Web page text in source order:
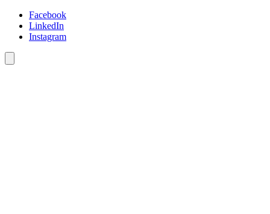
Facebook
LinkedIn
Instagram